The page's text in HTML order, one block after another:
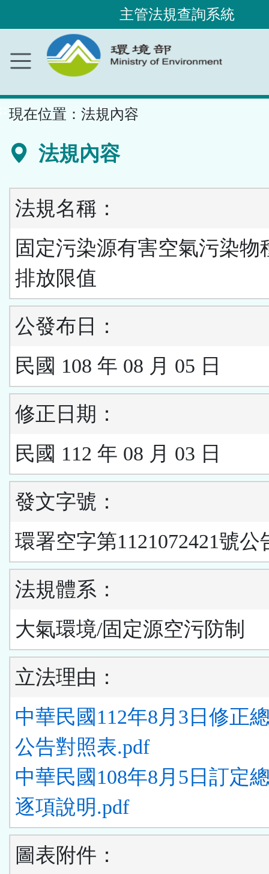
內
容
主管法規查詢系統
現在位置： 法規內容
法規內容
法規名稱：
固定污染源有害空氣污染物
排放限值
公發布日：
民國 108 年 08 月 05 日
修正日期：
民國 112 年 08 月 03 日
發文字號：
環署空字第1121072421號公
法規體系：
大氣環境/固定源空污防制
立法理由：
中華民國112年8月3日修正
公告對照表.pdf
中華民國108年8月5日訂定
逐項說明.pdf
圖表附件：